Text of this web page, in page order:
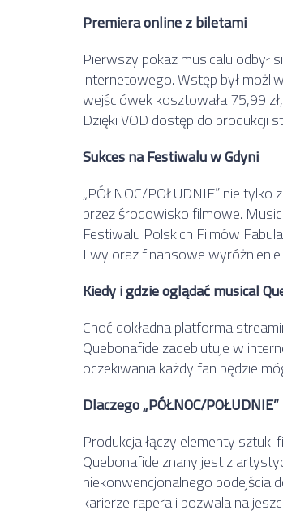
Premiera online z biletami
Pierwszy pokaz musicalu
internetowego. Wstęp był
wejściówek kosztowała 75,99
Dzięki VOD dostęp do produkcji
Sukces na Festiwalu w Gdyni
„PÓŁNOC/POŁUDNIE” nie
przez środowisko filmowe.
Festiwalu Polskich Filmów
Lwy oraz finansowe
Kiedy i gdzie oglądać musical
Choć dokładna platforma
Quebonafide zadebiutuje w
oczekiwania każdy fan będzie
Dlaczego „PÓŁNOC/
Produkcja łączy elementy
Quebonafide znany jest z
niekonwencjonalnego podejścia
karierze rapera i pozwala na